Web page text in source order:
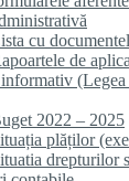
cu
de
(Legea
2022 – 2025
plăților
drepturilor